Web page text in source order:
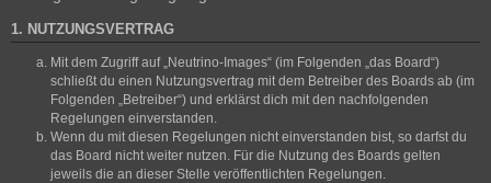
1. NUTZUNGSVERTRAG
Mit dem Zugriff auf „Neutrino-Images“ (im Folgenden „das Board“)
schließt du einen Nutzungsvertrag mit dem Betreiber des Boards ab (im
Folgenden „Betreiber“) und erklärst dich mit den nachfolgenden
Regelungen einverstanden.
Wenn du mit diesen Regelungen nicht einverstanden bist, so darfst du
das Board nicht weiter nutzen. Für die Nutzung des Boards gelten
jeweils die an dieser Stelle veröffentlichten Regelungen.